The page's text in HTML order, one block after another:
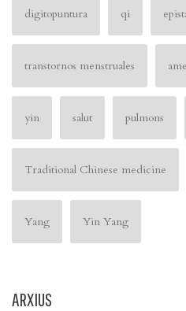
digitopuntura qi
transtornos menstruales
yin salut pulmons
Traditional Chinese medicine
Yang Yin Yang
ARXIUS